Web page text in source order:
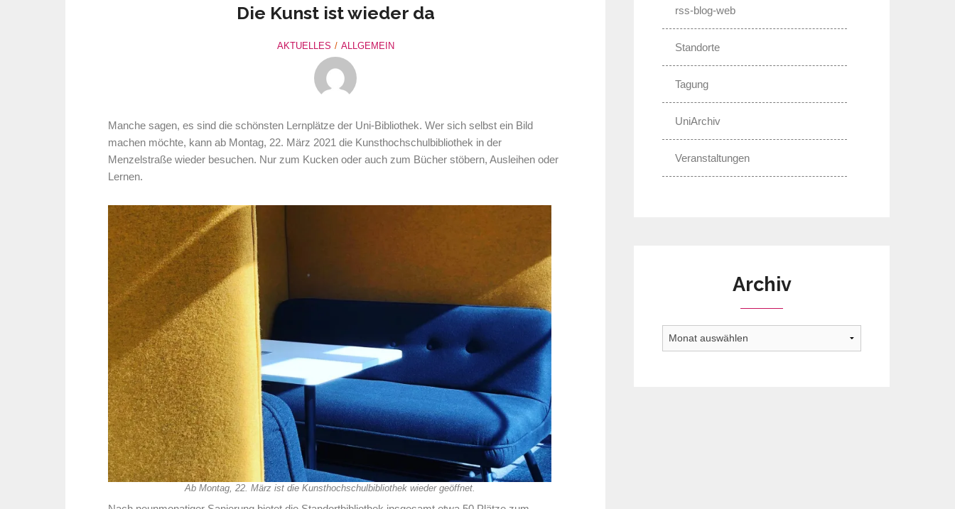
Die Kunst ist wieder da
AKTUELLES ALLGEMEIN
Manche sagen, es sind die schönsten Lernplätze der Uni-Bibliothek. Wer sich selbst ein Bild
machen möchte, kann ab Montag, 22. März 2021 die Kunsthochschulbibliothek in der
Menzelstraße wieder besuchen. Nur zum Kucken oder auch zum Bücher stöbern, Ausleihen oder
Lernen.
Ab Montag, 22. März ist die Kunsthochschulbibliothek wieder geöffnet.
rss-blog-web
Standorte
Tagung
UniArchiv
Veranstaltungen
Archiv
Archiv